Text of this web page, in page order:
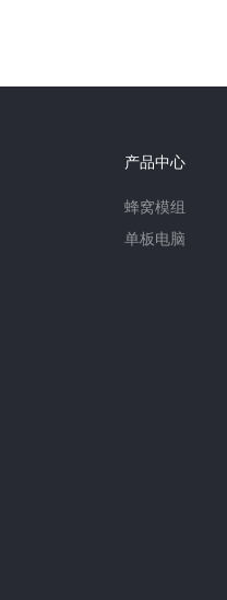
产品中心
蜂窝模组
单板电脑